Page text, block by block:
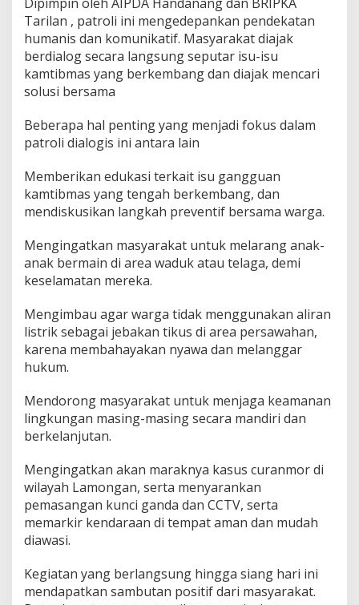
Tarilan , patroli ini mengedepankan pendekatan
humanis dan komunikatif. Masyarakat diajak
berdialog secara langsung seputar isu-isu
kamtibmas yang berkembang dan diajak mencari
solusi bersama
Beberapa hal penting yang menjadi fokus dalam
patroli dialogis ini antara lain
Memberikan edukasi terkait isu gangguan
kamtibmas yang tengah berkembang, dan
mendiskusikan langkah preventif bersama warga.
Mengingatkan masyarakat untuk melarang anak-
anak bermain di area waduk atau telaga, demi
keselamatan mereka.
Mengimbau agar warga tidak menggunakan aliran
listrik sebagai jebakan tikus di area persawahan,
karena membahayakan nyawa dan melanggar
hukum.
Mendorong masyarakat untuk menjaga keamanan
lingkungan masing-masing secara mandiri dan
berkelanjutan.
Mengingatkan akan maraknya kasus curanmor di
wilayah Lamongan, serta menyarankan
pemasangan kunci ganda dan CCTV, serta
memarkir kendaraan di tempat aman dan mudah
diawasi.
Kegiatan yang berlangsung hingga siang hari ini
mendapatkan sambutan positif dari masyarakat.